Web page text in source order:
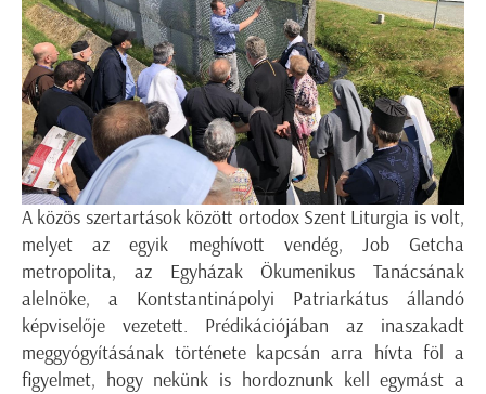
A közös szertartások között ortodox Szent Liturgia is volt,
melyet az egyik meghívott vendég, Job Getcha
metropolita, az Egyházak Ökumenikus Tanácsának
alelnöke, a Kontstantinápolyi Patriarkátus állandó
képviselője vezetett. Prédikációjában az inaszakadt
meggyógyításának története kapcsán arra hívta föl a
figyelmet, hogy nekünk is hordoznunk kell egymást a